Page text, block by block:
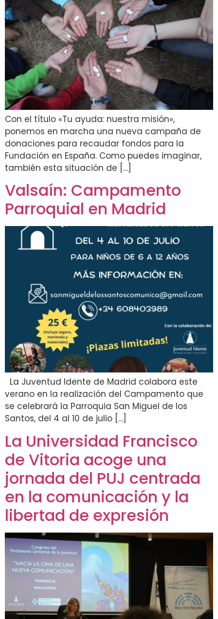
Con el título «Tu ayuda: nuestra misión»,
ponemos en marcha una nueva campaña de
donaciones para recaudar fondos para la
Fundación en España. Como puedes imaginar,
también esta situación de […]
Valsaín: Campamento
Parroquial en Madrid
La Juventud Idente de Madrid colabora este
verano en la realización del Campamento que
se celebrará la Parroquia San Miguel de los
Santos, del 4 al 10 de julio […]
La Universidad Francisco
de Vitoria acoge una
jornada del PUJ centrada
en la comunicación y la
libertad de expresión